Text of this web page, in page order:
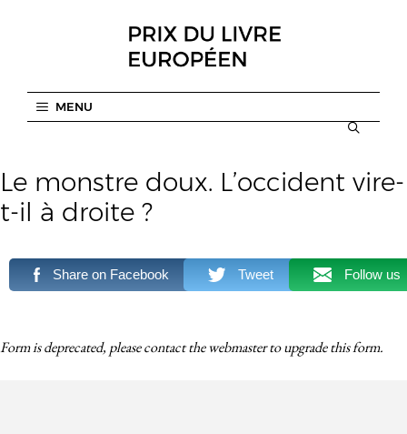
MENU
Le monstre doux. L’occident vire-
t-il à droite ?
Share on Facebook Tweet Follow us
Form is deprecated, please contact the webmaster toupgradethis form.